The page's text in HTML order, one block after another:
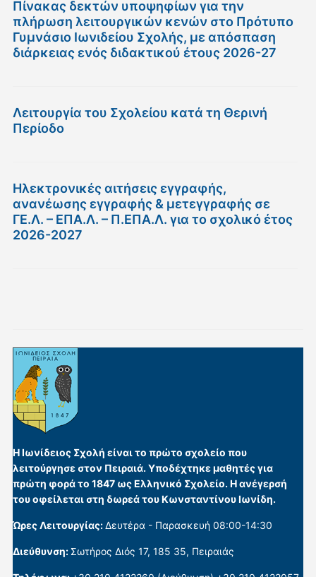
Πίνακας δεκτών υποψηφίων για την
πλήρωση λειτουργικών κενών στο Πρότυπο
Γυμνάσιο Ιωνιδείου Σχολής, με απόσπαση
διάρκειας ενός διδακτικού έτους 2026-27
Λειτουργία του Σχολείου κατά τη Θερινή
Περίοδο
Ηλεκτρονικές αιτήσεις εγγραφής,
ανανέωσης εγγραφής & μετεγγραφής σε
ΓΕ.Λ. – ΕΠΑ.Λ. – Π.ΕΠΑ.Λ. για το σχολικό έτος
2026-2027
Η Ιωνίδειος Σχολή είναι το πρώτο σχολείο που
λειτούργησε στον Πειραιά. Υποδέχτηκε μαθητές για
πρώτη φορά το 1847 ως Ελληνικό Σχολείο. Η ανέγερσή
του οφείλεται στη δωρεά του Κωνσταντίνου Ιωνίδη.
Ώρες Λειτουργίας:Δευτέρα - Παρασκευή 08:00-14:30
Διεύθυνση: Σωτήρος Διός 17, 185 35, Πειραιάς